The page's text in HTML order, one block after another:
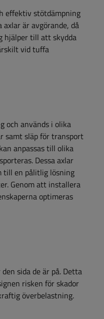
effektiv stötdämpning
är avgörande, då
hjälper till att skydda
vid tuffa
och används i olika
samt släp för transport
anpassas till olika
Dessa axlar
till en pålitlig lösning
Genom att installera
optimeras
sida de är på. Detta
risken för skador
överbelastning.